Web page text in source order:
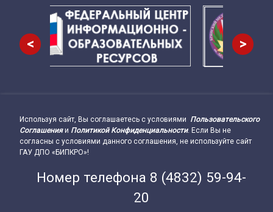
< >
Подвал сайта → влево
Используя сайт, Вы соглашаетесь с условиями Пользовательского
Соглашенияи Политикой Конфиденциальности. Если Вы не
согласны с условиями данного соглашения, не используйте сайт
ГАУ ДПО «БИПКРО»!
Номер телефона 8 (4832) 59-94-
20